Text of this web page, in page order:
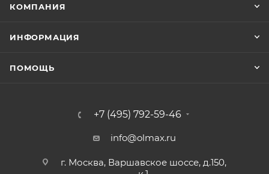
КОМПАНИЯ
ИНФОРМАЦИЯ
ПОМОЩЬ
+7 (495) 792-59-46
info@olmax.ru
г. Москва, Варшавское шоссе, д.150,